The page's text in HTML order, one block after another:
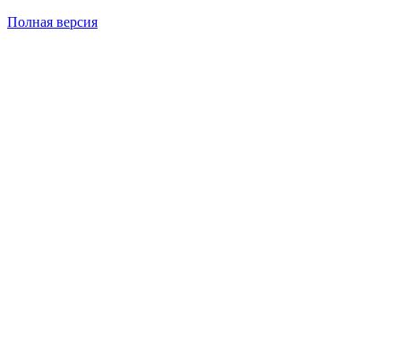
Полная версия